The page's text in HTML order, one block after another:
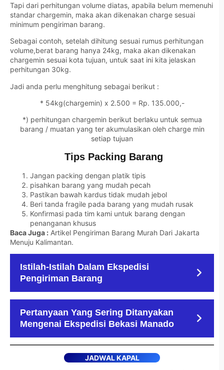
Tapi dari perhitungan volume diatas, apabila belum memenuhi
standar chargemin, maka akan dikenakan charge sesuai
minimum pengiriman barang.
Sebagai contoh, setelah dihitung sesuai rumus perhitungan
volume,berat barang hanya 24kg, maka akan dikenakan
chargemin sesuai kota tujuan, untuk saat ini kita jelaskan
perhitungan 30kg.
Jadi anda perlu menghitung sebagai berikut :
* 54kg(chargemin) x 2.500 = Rp. 135.000,-
*) perhitungan chargemin berikut berlaku untuk semua
barang / muatan yang ter akumulasikan oleh charge min
setiap tujuan
Tips Packing Barang
Jangan packing dengan platik tipis
pisahkan barang yang mudah pecah
Pastikan bawah kardus tidak mudah jebol
Beri tanda fragile pada barang yang mudah rusak
Konfirmasi pada tim kami untuk barang dengan
penanganan khusus
Baca Juga : Artikel Pengiriman Barang Murah Dari Jakarta
Menuju Kalimantan.
Istilah-Istilah Dalam Ekspedisi
Pengiriman Barang
Pertanyaan Yang Sering Ditanyakan
Mengenai Ekspedisi Bekasi Manado
JADWAL KAPAL